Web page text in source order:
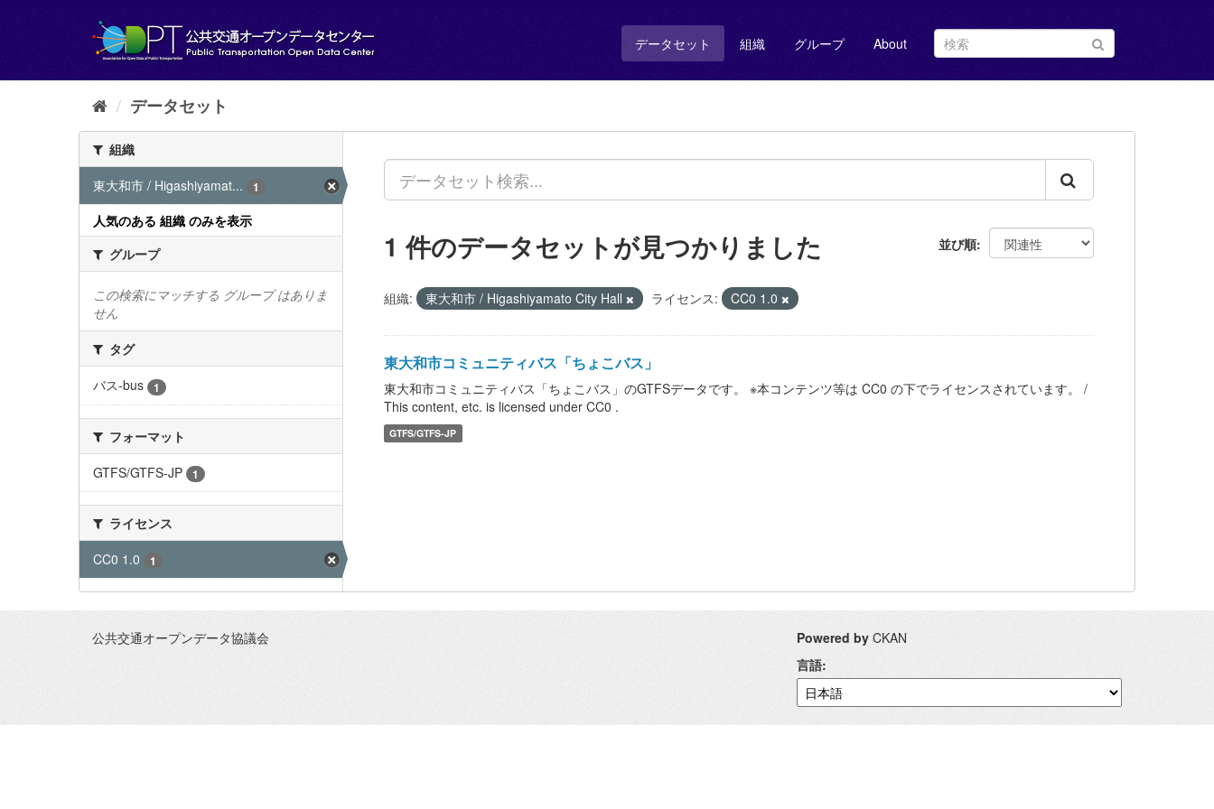
し
データセット 組織 グループ About
データセット
組織
東大和市 / Higashiyamat...
1
人気のある 組織 のみを表示
グループ
この検索にマッチする グループ はありま
せん
タグ
バス-bus
1
フォーマット
GTFS/GTFS-JP
1
ライセンス
CC0 1.0
1
並び順
1 件のデータセットが見つかりました
組織: 東大和市 / Higashiyamato City Hall ライセンス: CC0 1.0
東大和市コミュニティバス「ちょこバス」
東大和市コミュニティバス「ちょこバス」のGTFSデータです。 ※本コンテンツ等は CC0 の下でライセンスされています。 /
This content, etc. is licensed under CC0 .
GTFS/GTFS-JP
公共交通オープンデータ協議会 Powered by CKAN
言語